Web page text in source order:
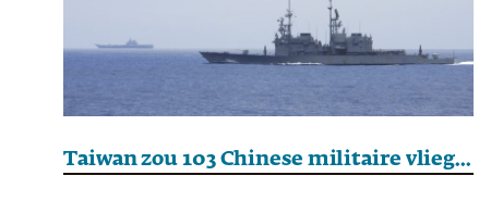
Taiwan zou 103 Chinese militaire vliegtuigen hebben gedetecteerd in luchtruim